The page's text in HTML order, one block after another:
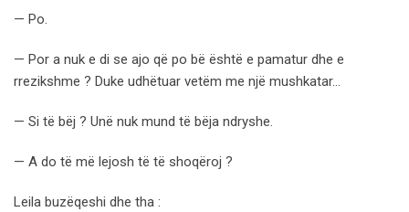
— Po.
— Por a nuk e di se ajo që po bë është e pamatur dhe e
rrezikshme ? Duke udhëtuar vetëm me një mushkatar…
— Si të bëj ? Unë nuk mund të bëja ndryshe.
— A do të më lejosh të të shoqëroj ?
Leila buzëqeshi dhe tha :